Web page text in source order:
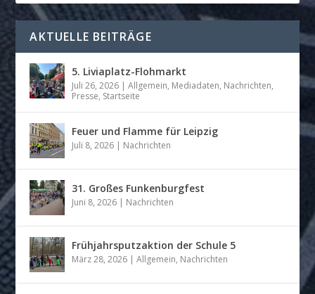
AKTUELLE BEITRÄGE
5. Liviaplatz-Flohmarkt
Juli 26, 2026 |Allgemein, Mediadaten, Nachrichten,
Presse, Startseite
Feuer und Flamme für Leipzig
Juli 8, 2026 | Nachrichten
31. Großes Funkenburgfest
Juni 8, 2026 | Nachrichten
Frühjahrsputzaktion der Schule 5
März 28, 2026 |Allgemein, Nachrichten